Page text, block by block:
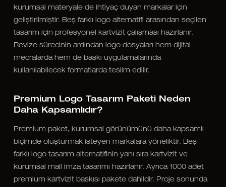
kurumsal materyale de ihtiyaç duyan markalar için
geliştirilmiştir. Beş farklı logo alternatifi arasından seçilen
tasarım için profesyonel kartvizit çalışması hazırlanır.
Revize sürecinin ardından logo dosyaları hem dijital
mecralarda hem de baskı uygulamalarında
kullanılabilecek formatlarda teslim edilir.
Premium Logo Tasarım Paketi Neden
Daha Kapsamlıdır?
Premium paket, kurumsal görünümünü daha kapsamlı
biçimde oluşturmak isteyen markalara yöneliktir. Beş
farklı logo tasarım alternatifinin yanı sıra kartvizit ve
kurumsal mail imza tasarımı hazırlanır. Ayrıca 1000 adet
premium kartvizit baskısı pakete dahildir. Proje sonunda